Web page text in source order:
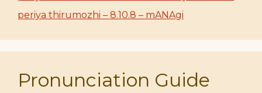
periya thirumozhi – 8.10.8 – mANAgi
Pronunciation Guide